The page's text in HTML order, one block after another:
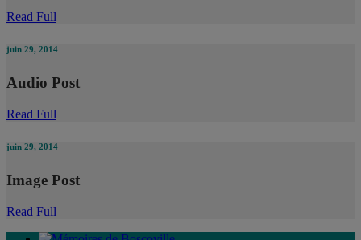
Read Full
juin 29, 2014
Audio Post
Read Full
juin 29, 2014
Image Post
Read Full